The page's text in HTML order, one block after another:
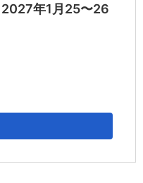
年1月25〜26